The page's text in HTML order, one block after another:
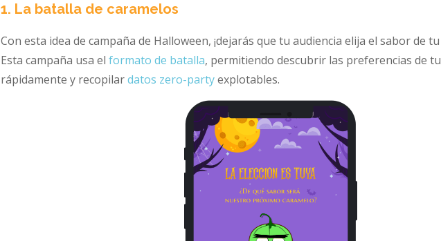
1. La batalla de caramelos
Con esta idea de campaña de Halloween, ¡dejarás que tu audiencia elija el sabor de
Esta campaña usa el formato de batalla, permitiendo descubrir las preferencias de
rápidamente y recopilardatos zero-partyexplotables.